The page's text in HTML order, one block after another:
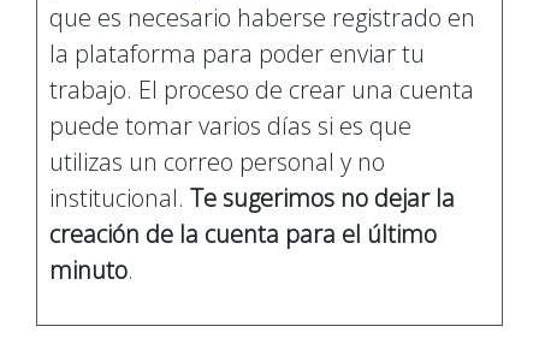
que es necesario haberse registrado en
la plataforma para poder enviar tu
trabajo. El proceso de crear una cuenta
puede tomar varios días si es que
utilizas un correo personal y no
institucional. Te sugerimos no dejar la
creación de la cuenta para el último
minuto.